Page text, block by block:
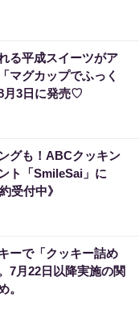
る平成スイーツがア
マグカップでふっく
月3日に発売♡
グも！ABCクッキン
ト「SmileSai」に
受付中》
ーで「クッキー詰め
7月22日以降実施の関
。